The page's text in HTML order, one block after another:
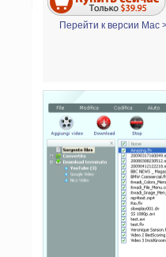
Перейти к версии Mac